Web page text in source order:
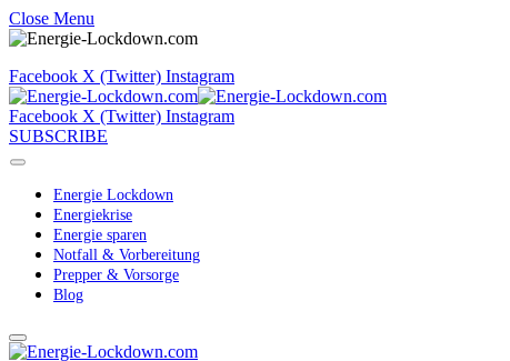
Close Menu
Facebook X (Twitter) Instagram
Facebook X (Twitter) Instagram
SUBSCRIBE
Energie Lockdown
Energiekrise
Energie sparen
Notfall & Vorbereitung
Prepper & Vorsorge
Blog